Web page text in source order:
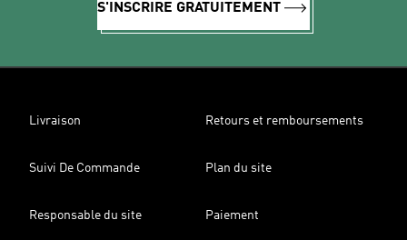
S'INSCRIRE GRATUITEMENT
Livraison Retours et remboursements
Suivi De Commande Plan du site
Responsable du site Paiement